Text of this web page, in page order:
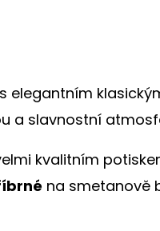
elegantním
a slavnostní
kvalitním
na smetanově